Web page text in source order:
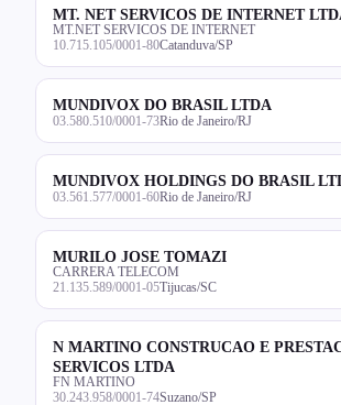
MT. NET SERVICOS DE INTERNET
MT.NET SERVICOS DE INTERNET
10.715.105/0001-80Catanduva/SP
MUNDIVOX DO BRASIL LTDA
03.580.510/0001-73Rio de Janeiro/RJ
MUNDIVOX HOLDINGS DO BRASIL
03.561.577/0001-60Rio de Janeiro/RJ
MURILO JOSE TOMAZI
CARRERA TELECOM
21.135.589/0001-05Tijucas/SC
N MARTINO CONSTRUCAO E
SERVICOS LTDA
FN MARTINO
30.243.958/0001-74Suzano/SP